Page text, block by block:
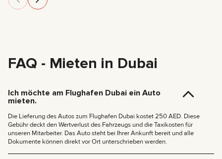
FAQ - Mieten in Dubai
Ich möchte am Flughafen Dubai ein Auto
mieten.
Die Lieferung des Autos zum Flughafen Dubai kostet 250 AED. Diese
Gebühr deckt den Wertverlust des Fahrzeugs und die Taxikosten für
unseren Mitarbeiter. Das Auto steht bei Ihrer Ankunft bereit und alle
Dokumente können direkt vor Ort unterschrieben werden.